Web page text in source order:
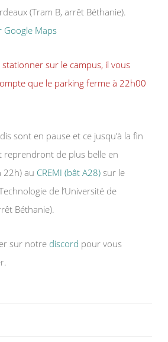
(Tram B, arrêt Béthanie).
Google Maps
sur le campus, il vous
que le parking ferme à 22h00
sont en pause et ce jusqu’à la fin
reprendront de plus belle en
22h) au CREMI (bât A28) sur le
de l’Université de
Béthanie).
sur notre discord pour vous